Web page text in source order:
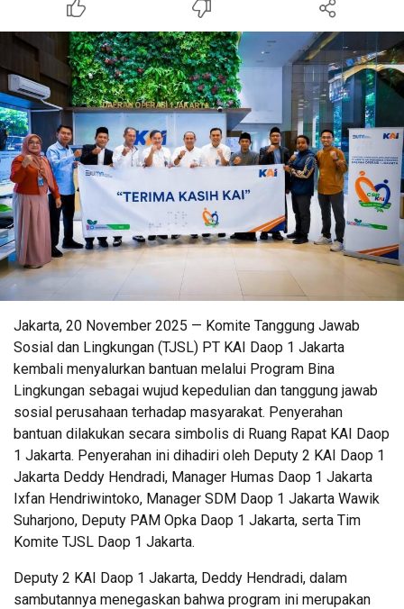
Jakarta, 20 November 2025 — Komite Tanggung Jawab
Sosial dan Lingkungan (TJSL) PT KAI Daop 1 Jakarta
kembali menyalurkan bantuan melalui Program Bina
Lingkungan sebagai wujud kepedulian dan tanggung jawab
sosial perusahaan terhadap masyarakat. Penyerahan
bantuan dilakukan secara simbolis di Ruang Rapat KAI Daop
1 Jakarta. Penyerahan ini dihadiri oleh Deputy 2 KAI Daop 1
Jakarta Deddy Hendradi, Manager Humas Daop 1 Jakarta
Ixfan Hendriwintoko, Manager SDM Daop 1 Jakarta Wawik
Suharjono, Deputy PAM Opka Daop 1 Jakarta, serta Tim
Komite TJSL Daop 1 Jakarta.
Deputy 2 KAI Daop 1 Jakarta, Deddy Hendradi, dalam
sambutannya menegaskan bahwa program ini merupakan